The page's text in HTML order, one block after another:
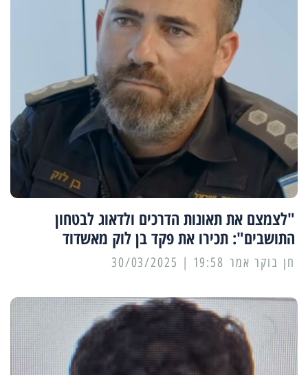
"לצמצם את תאונות הדרכים ולדאוג לבטחון
התושבים": תכירו את פקד בן לוק מאשדוד
19:58 | 30/03/2025